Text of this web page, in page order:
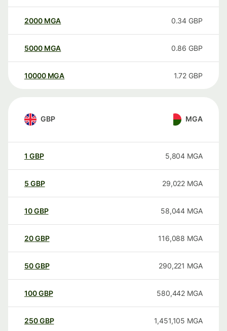
2000 MGA 0.34 GBP
5000 MGA 0.86 GBP
10000 MGA 1.72 GBP
GBP MGA
1 GBP 5,804 MGA
5 GBP 29,022 MGA
10GBP 58,044 MGA
20GBP 116,088 MGA
50GBP 290,221 MGA
100GBP 580,442 MGA
250GBP 1,451,105 MGA